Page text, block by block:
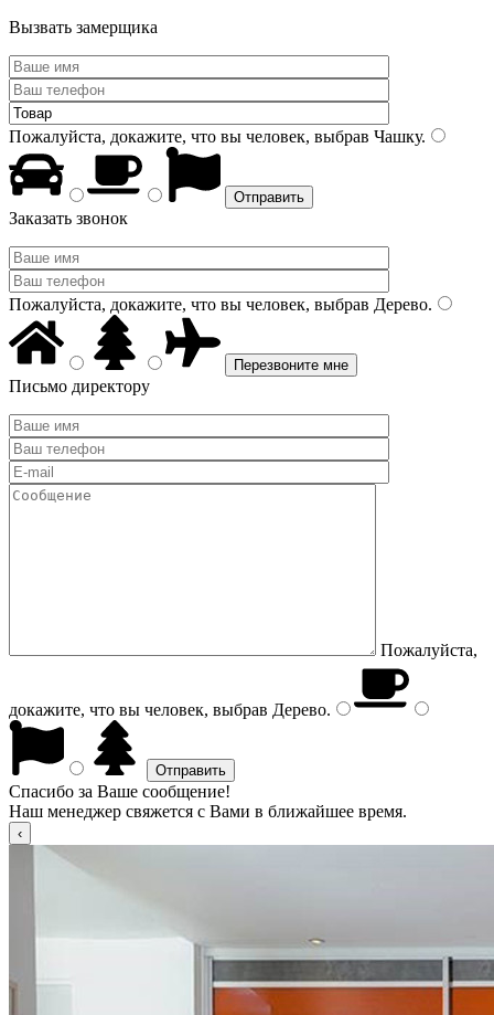
Вызвать замерщика
Пожалуйста, докажите, что вы человек, выбрав Чашку.
Заказать звонок
Пожалуйста, докажите, что вы человек, выбрав Дерево.
Письмо директору
Пожалуйста,
докажите, что вы человек, выбрав Дерево.
Спасибо за Ваше сообщение!
Наш менеджер свяжется с Вами в ближайшее время.